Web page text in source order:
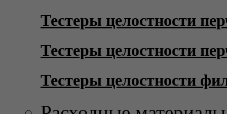
Тестеры целостности
Тестеры целостности
Тестеры целостности